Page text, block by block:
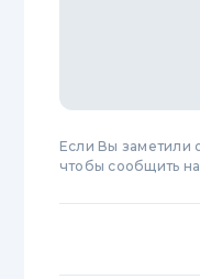
Если Вы заметили
чтобы сообщить